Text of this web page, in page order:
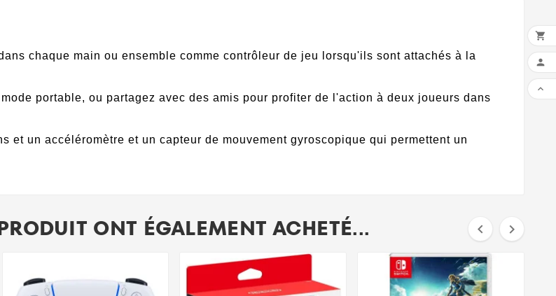
chaque main ou ensemble comme contrôleur de jeu lorsqu'ils sont attachés à la
portable, ou partagez avec des amis pour profiter de l'action à deux joueurs dans
et un accéléromètre et un capteur de mouvement gyroscopique qui permettent un
ONT ÉGALEMENT ACHETÉ...  


